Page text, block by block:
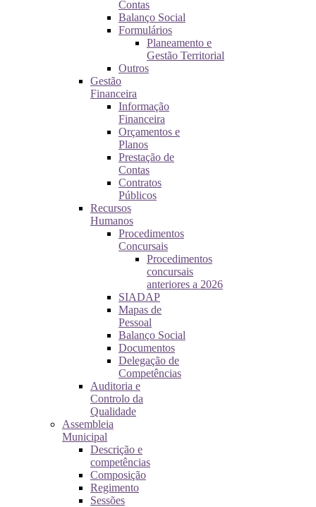
Contas
Balanço Social
Formulários
Planeamento e
Gestão Territorial
Outros
Gestão
Financeira
Informação
Financeira
Orçamentos e
Planos
Prestação de
Contas
Contratos
Públicos
Recursos
Humanos
Procedimentos
Concursais
Procedimentos
concursais
anteriores a 2026
SIADAP
Mapas de
Pessoal
Balanço Social
Documentos
Delegação de
Competências
Auditoria e
Controlo da
Qualidade
Assembleia
Municipal
Descrição e
competências
Composição
Regimento
Sessões